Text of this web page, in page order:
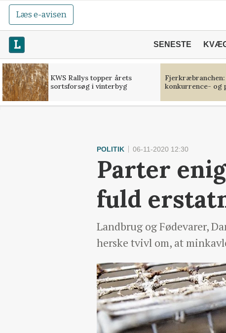
Læs e-avisen
SENESTE
KWS Rallys topper årets
sortsforsøg i vinterbyg
konkurrence- og
POLITIK 06-11-2020 12:30
Parter
fuld
Landbrug og Fødevarer,
herske tvivl om, at